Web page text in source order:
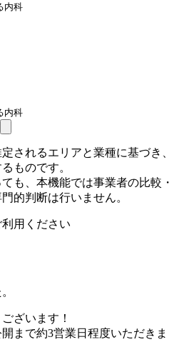
内科
内科
されるエリアと業種に基づき、
ものです。
も、本機能では事業者の比較・
的判断は行いません。
用ください
ざいます！
まで約3営業日程度いただきま